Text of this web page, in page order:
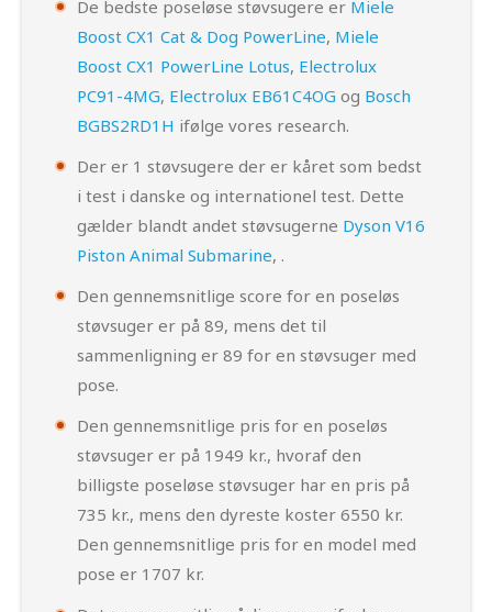
De bedste poseløse støvsugere er Miele
Boost CX1 Cat & Dog PowerLine, Miele
Boost CX1 PowerLine Lotus, Electrolux
PC91-4MG, Electrolux EB61C4OG og Bosch
BGBS2RD1H ifølge vores research.
Der er 1 støvsugere der er kåret som bedst
i test i danske og internationel test. Dette
gælder blandt andet støvsugerne Dyson V16
Piston Animal Submarine, .
Den gennemsnitlige score for en poseløs
støvsuger er på 89, mens det til
sammenligning er 89 for en støvsuger med
pose.
Den gennemsnitlige pris for en poseløs
støvsuger er på 1949 kr., hvoraf den
billigste poseløse støvsuger har en pris på
735 kr., mens den dyreste koster 6550 kr.
Den gennemsnitlige pris for en model med
pose er 1707 kr.